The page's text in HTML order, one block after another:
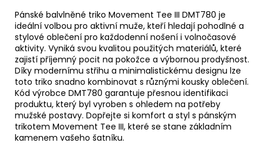
Pánské balvlněné triko Movement Tee III DMT780 je
ideální volbou pro aktivní muže, kteří hledají pohodlné a
stylové oblečení pro každodenní nošení i volnočasové
aktivity. Vyniká svou kvalitou použitých materiálů, které
zajistí příjemný pocit na pokožce a výbornou prodyšnost.
Díky modernímu střihu a minimalistickému designu lze
toto triko snadno kombinovat s různými kousky oblečení.
Kód výrobce DMT780 garantuje přesnou identifikaci
produktu, který byl vyroben s ohledem na potřeby
mužské postavy. Dopřejte si komfort a styl s pánským
trikotem Movement Tee III, které se stane základním
kamenem vašeho šatníku.